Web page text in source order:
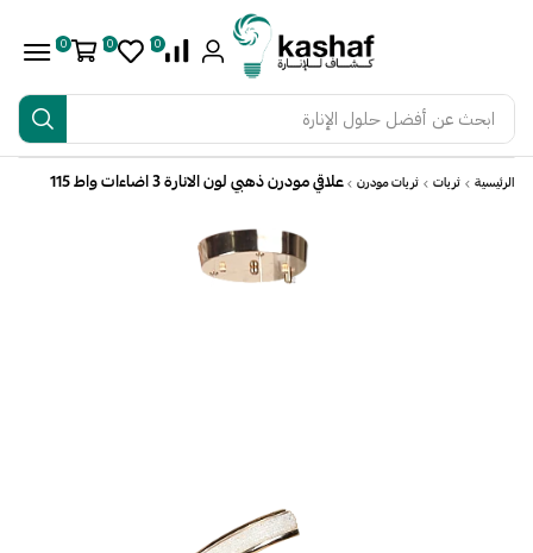
ابحث عن أفضل حلول الإنارة
0
0
0
الرئيسية ثريات ثريات مودرن علاقي مودرن ذهبي لون الانارة 3 اضاءات واط 115